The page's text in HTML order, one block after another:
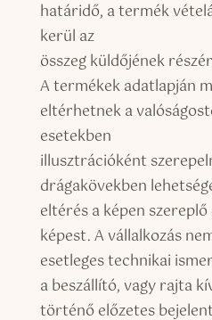
határidő, a termék
kerül az
összeg küldőjének
A termékek adatlapján
eltérhetnek a
esetekben
illusztrációként
drágakövekben
eltérés a képen
képest. A vállalkozás
esetleges technikai
a beszállító, vagy rajta
történő előzetes